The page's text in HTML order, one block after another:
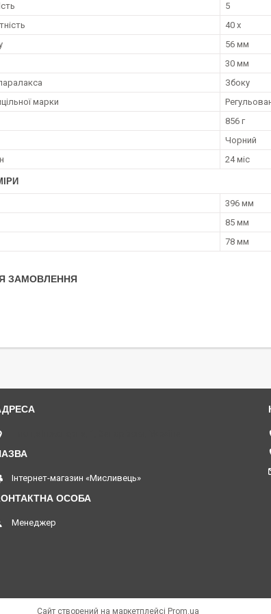
5
40 х
56 мм
30 мм
Збоку
марки
856 г
Чорний
24 міс
396 мм
85 мм
78 мм
ЗАМОВЛЕННЯ
⁨Інтернет-магазин «Мисливець»
Менеджер
Сайт створений на маркетплейсі Prom.ua